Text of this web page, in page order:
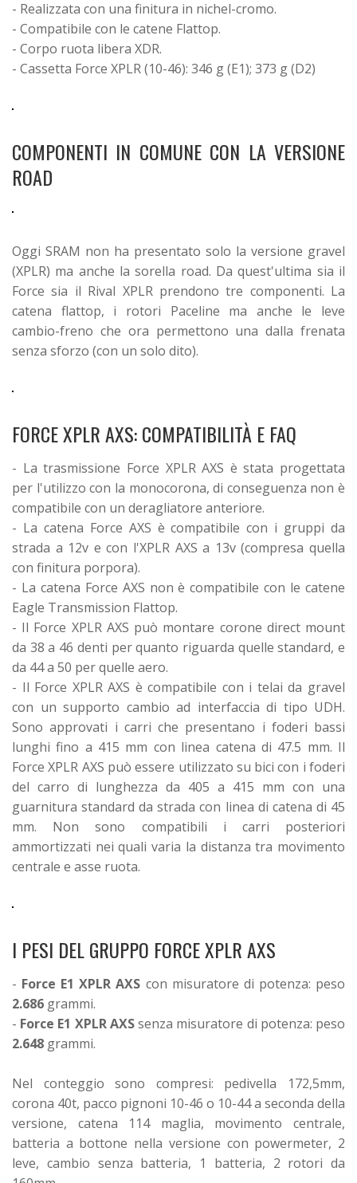
- Realizzata con una finitura in nichel-cromo.
- Compatibile con le catene Flattop.
- Corpo ruota libera XDR.
- Cassetta Force XPLR (10-46): 346 g (E1); 373 g (D2)
COMPONENTI IN COMUNE CON LA VERSIONE
ROAD
Oggi SRAM non ha presentato solo la versione gravel
(XPLR) ma anche la sorella road. Da quest'ultima sia il
Force sia il Rival XPLR prendono tre componenti. La
catena flattop, i rotori Paceline ma anche le leve
cambio-freno che ora permettono una dalla frenata
senza sforzo (con un solo dito).
FORCE XPLR AXS: COMPATIBILITÀ E FAQ
- La trasmissione Force XPLR AXS è stata progettata
per l'utilizzo con la monocorona, di conseguenza non è
compatibile con un deragliatore anteriore.
- La catena Force AXS è compatibile con i gruppi da
strada a 12v e con l'XPLR AXS a 13v (compresa quella
con finitura porpora).
- La catena Force AXS non è compatibile con le catene
Eagle Transmission Flattop.
- Il Force XPLR AXS può montare corone direct mount
da 38 a 46 denti per quanto riguarda quelle standard, e
da 44 a 50 per quelle aero.
- Il Force XPLR AXS è compatibile con i telai da gravel
con un supporto cambio ad interfaccia di tipo UDH.
Sono approvati i carri che presentano i foderi bassi
lunghi fino a 415 mm con linea catena di 47.5 mm. Il
Force XPLR AXS può essere utilizzato su bici con i foderi
del carro di lunghezza da 405 a 415 mm con una
guarnitura standard da strada con linea di catena di 45
mm. Non sono compatibili i carri posteriori
ammortizzati nei quali varia la distanza tra movimento
centrale e asse ruota.
I PESI DEL GRUPPO FORCE XPLR AXS
- Force E1 XPLR AXS con misuratore di potenza: peso
2.686 grammi.
- Force E1 XPLR AXSsenza misuratore di potenza: peso
2.648 grammi.
Nel conteggio sono compresi: pedivella 172,5mm,
corona 40t, pacco pignoni 10-46 o 10-44 a seconda della
versione, catena 114 maglia, movimento centrale,
batteria a bottone nella versione con powermeter, 2
leve, cambio senza batteria, 1 batteria, 2 rotori da